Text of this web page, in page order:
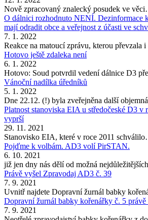
Nově zpracovaný znalecký posudek ve
O dálnici rozhodnuto NENÍ. Dezinformace
mají odradit obce a veřejnost z účasti ve
7. 1. 2022
Reakce na matoucí zprávu, kterou převzala
Hotovo ještě zdaleka není
6. 1. 2022
Hotovo: Soud potvrdil vedení dálnice D3
Vánoční nadílka úředníků
5. 1. 2022
Dne 22.12. (!) byla zveřejněna další
Platnost stanoviska EIA u středočeské D3 v
vyprší
29. 11. 2021
Stanovisko EIA, které v roce 2011
Pojďme k volbám. AD3 volí PirSTAN.
6. 10. 2021
již jen dny nás dělí od možná
Právě vyšel Zpravodaj AD3 č. 39
7. 9. 2021
Uvnitř najdete Dopravní žurnál babky
Dopravní žurnál babky kořenářky č. 5 právě
7. 9. 2021